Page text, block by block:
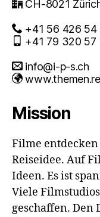
CH-8021
+41 56 426 54
+41 79 320 57
info@i-p-s.ch
Mission
Filme
Reiseidee. Auf
Ideen. Es ist
Viele
geschaffen. Den